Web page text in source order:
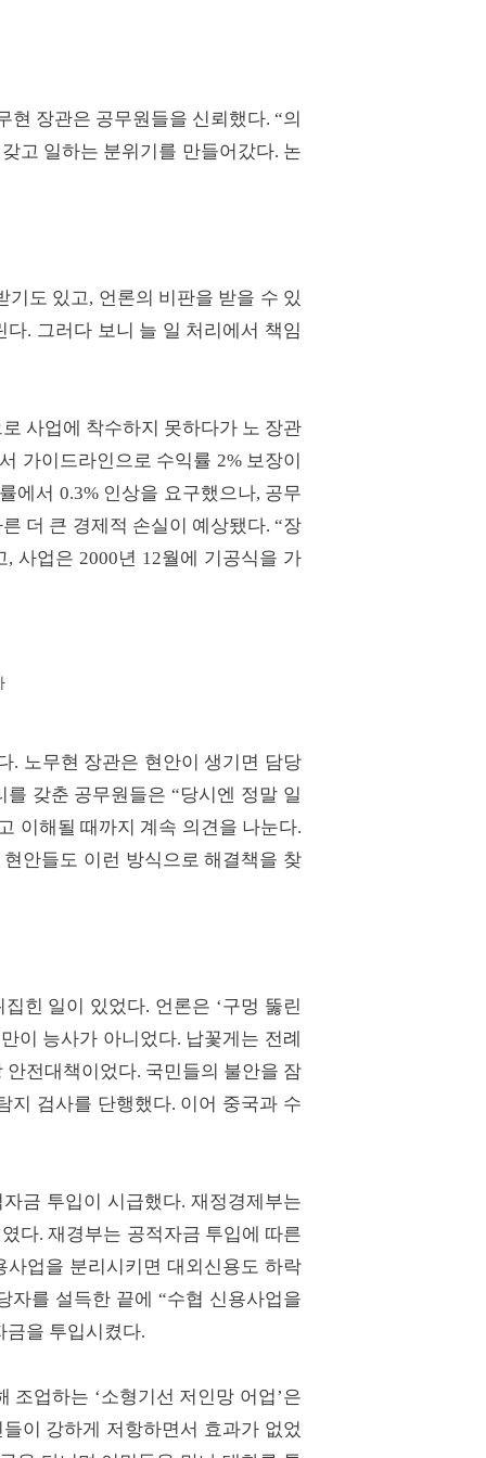
현 장관은 공무원들을 신뢰했다. “의
고 일하는 분위기를 만들어갔다. 논
도 있고, 언론의 비판을 받을 수 있
. 그러다 보니 늘 일 처리에서 책임
사업에 착수하지 못하다가 노 장관
가이드라인으로 수익률 2% 보장이
에서 0.3% 인상을 요구했으나, 공무
더 큰 경제적 손실이 예상됐다. “장
사업은 2000년 12월에 기공식을 가
. 노무현 장관은 현안이 생기면 담당
갖춘 공무원들은 “당시엔 정말 일
이해될 때까지 계속 의견을 나눈다.
안들도 이런 방식으로 해결책을 찾
힌 일이 있었다. 언론은 ‘구멍 뚫린
이 능사가 아니었다. 납꽃게는 전례
전대책이었다. 국민들의 불안을 잠
지 검사를 단행했다. 이어 중국과 수
금 투입이 시급했다. 재정경제부는
다. 재경부는 공적자금 투입에 따른
업을 분리시키면 대외신용도 하락
자를 설득한 끝에 “수협 신용사업을
금을 투입시켰다.
업하는 ‘소형기선 저인망 어업’은
이 강하게 저항하면서 효과가 없었